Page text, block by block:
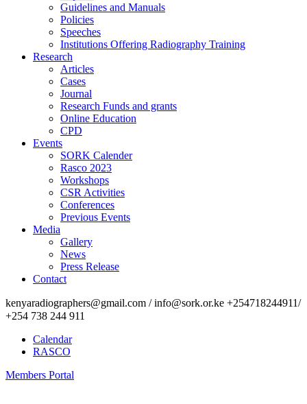
Guidelines and Manuals
Policies
Speeches
Institutions Offering Radiography Training
Research
Articles
Cases
Journal
Research Funds and grants
Online Education
CPD
Events
SORK Calender
Rasco 2023
Workshops
CSR Activities
Conferences
Previous Events
Media
Gallery
News
Press Release
Contact
kenyaradiographers@gmail.com / info@sork.or.ke +254718244911/
+254 738 244 911
Calendar
RASCO
Members Portal